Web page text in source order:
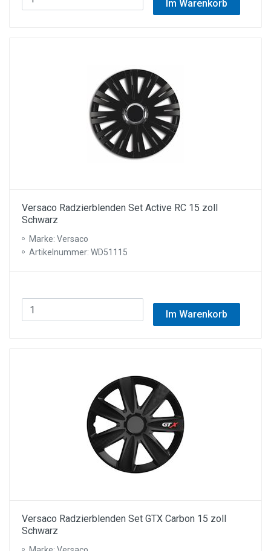
Im Warenkorb
Versaco Radzierblenden Set Active RC 15 zoll
Schwarz
Marke: Versaco
Artikelnummer: WD51115
Im Warenkorb
Versaco Radzierblenden Set GTX Carbon 15 zoll
Schwarz